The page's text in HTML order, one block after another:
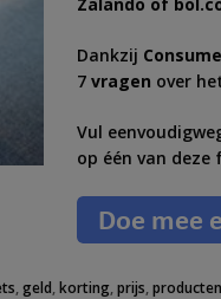
Dankzij
7 vragen over
Vul
op één van
,geld,korting,prijs,producten